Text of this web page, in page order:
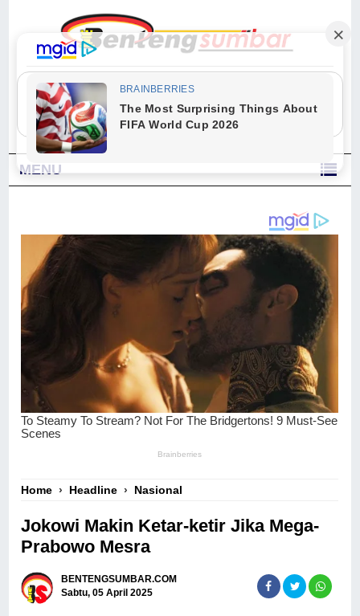
"Sesungguhnya Allah dan para malaikat-Nya berselawat untuk Nabi.
Wahai orang-orang yang beriman, berselawatlah kamu untuk Nabi dan
ucapkanlah salam dengan penuh penghormatan kepadanya." (Qs. Al
Ahzab Ayat 56)
MENU
Home › Headline › Nasional
Jokowi Makin Ketar-ketir Jika Mega-
Prabowo Mesra
BENTENGSUMBAR.COM
Sabtu, 05 April 2025